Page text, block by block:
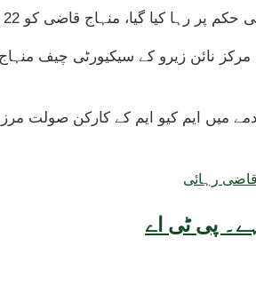
پی ٹی اے
عدالتی حکم پر جناح اسپتال میں داخل کرایا گیا تھا۔
نائن زیرو کے سیکیورٹی چیف
رہائی